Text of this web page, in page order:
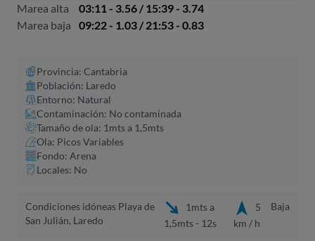
Marea alta
03:11 - 3.56 / 15:39 - 3.74
Marea baja
09:22 - 1.03 / 21:53 - 0.83
Provincia: Cantabria
Población: Laredo
Entorno: Natural
Contaminación: No contaminada
Tamaño de ola: 1mts a 1,5mts
Ola: Picos Variables
Fondo: Arena
Locales: No
Condiciones idóneas Playa de
San Julián, Laredo
1mts a
1,5mts - 12s
5
km / h
Baja